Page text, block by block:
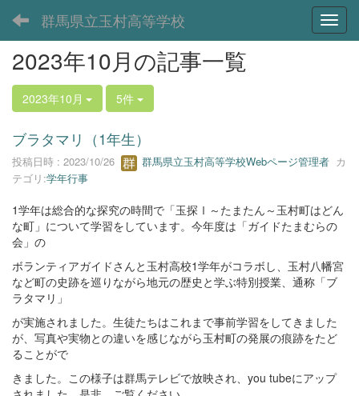
群馬県立玉村高等学校
2023年10月の記事一覧
2023年10月 5件
ブラタマリ（1年生）
投稿日時 : 2023/10/26 群馬県立玉村高等学校Webページ管理者 カ
テゴリ:学年行事
1学年は総合的な探究の時間で「玉探Ⅰ～たまたん～玉村町はどん
な町」について学習をしています。今年度は「ガイドたまむらの
会」の
ボランティアガイドさんと玉村高校1学年がコラボし、玉村八幡宮
など町の史跡を巡りながら地元の歴史と学ぶ特別授業、通称「ブ
ラタマリ」
が実施されました。生徒たちはこれまで事前学習をしてきました
が、写真や実物との違いを感じながら玉村町の発展の痕跡をたど
ることがで
きました。この様子は群馬テレビで放映され、you tubeにアップ